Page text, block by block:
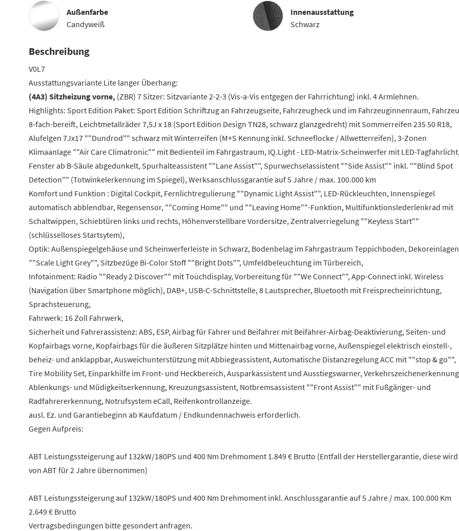
Außenfarbe
Candyweiß
InnenausstattungInnenausstattung
Schwarz
Beschreibung
V0L7
Ausstattungsvariante Lite langer Überhang:
(4A3) Sitzheizung vorne, (ZBR) 7 Sitzer: Sitzvariante 2-2-3 (Vis-a-Vis entgegen der Fahrrichtung) inkl. 4 Armlehnen.
Highlights: Sport Edition Paket: Sport Edition Schriftzug an Fahrzeugseite, Fahrzeugheck und im Fahrzeuginnenraum,
8-fach-bereift, Leichtmetallräder 7,5J x 18 (Sport Edition Design TN28, schwarz glanzgedreht) mit Sommerreifen 235 50 R18,
Alufelgen 7Jx17 ""Dundrod"" schwarz mit Winterreifen (M+S Kennung inkl. Schneeflocke / Allwetterreifen), 3-Zonen
Klimaanlage ""Air Care Climatronic"" mit Bedienteil im Fahrgastraum, IQ.Light - LED-Matrix-Scheinwerfer mit LED-
Fenster ab B-Säule abgedunkelt, Spurhalteassistent ""Lane Assist"", Spurwechselassistent ""Side Assist"" inkl. ""Blind Spot
Detection"" (Totwinkelerkennung im Spiegel), Werksanschlussgarantie auf 5 Jahre / max. 100.000 km
Komfort und Funktion : Digital Cockpit, Fernlichtregulierung ""Dynamic Light Assist"", LED-Rückleuchten, Innenspiegel
automatisch abblendbar, Regensensor, ""Coming Home"" und ""Leaving Home""-Funktion, Multifunktionslederlenkrad mit
Schaltwippen, Schiebtüren links und rechts, Höhenverstellbare Vordersitze, Zentralverriegelung ""Keyless Start""
(schlüsselloses Startsytem),
Optik: Außenspiegelgehäuse und Scheinwerferleiste in Schwarz, Bodenbelag im Fahrgastraum Teppichboden, Dekoreinlagen
""Scale Light Grey"", Sitzbezüge Bi-Color Stoff ""Bright Dots"", Umfeldbeleuchtung im Türbereich,
Infotainment: Radio ""Ready 2 Discover"" mit Touchdisplay, Vorbereitung für ""We Connect"", App-Connect inkl. Wireless
(Navigation über Smartphone möglich), DAB+, USB-C-Schnittstelle, 8 Lautsprecher, Bluetooth mit Freisprecheinrichtung,
Sprachsteuerung,
Fahrwerk: 16 Zoll Fahrwerk,
Sicherheit und Fahrerassistenz: ABS, ESP, Airbag für Fahrer und Beifahrer mit Beifahrer-Airbag-Deaktivierung, Seiten- und
Kopfairbags vorne, Kopfairbags für die äußeren Sitzplätze hinten und Mittenairbag vorne, Außenspiegel elektrisch einstell-,
beheiz- und anklappbar, Ausweichunterstützung mit Abbiegeassistent, Automatische Distanzregelung ACC mit ""stop & go"",
Tire Mobility Set, Einparkhilfe im Front- und Heckbereich, Ausparkassistent und Ausstiegswarner,
Ablenkungs- und Müdigkeitserkennung, Kreuzungsassistent, Notbremsassistent ""Front Assist"" mit Fußgänger- und
Radfahrererkennung, Notrufsystem eCall, Reifenkontrollanzeige.
ausl. Ez. und Garantiebeginn ab Kaufdatum / Endkundennachweis erforderlich.
Gegen Aufpreis:
ABT Leistungssteigerung auf 132kW/180PS und 400 Nm Drehmoment 1.849 € Brutto (Entfall der Herstellergarantie, diese wird
von ABT für 2 Jahre übernommen)
ABT Leistungssteigerung auf 132kW/180PS und 400 Nm Drehmoment inkl. Anschlussgarantie auf 5 Jahre / max. 100.000 Km
2.649 € Brutto
Vertragsbedingungen bitte gesondert anfragen.